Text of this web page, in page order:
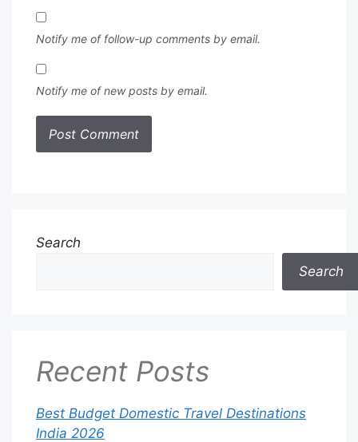
Notify me of follow-up comments by email.
Notify me of new posts by email.
Search
Search
Recent Posts
Best Budget Domestic Travel Destinations
India 2026